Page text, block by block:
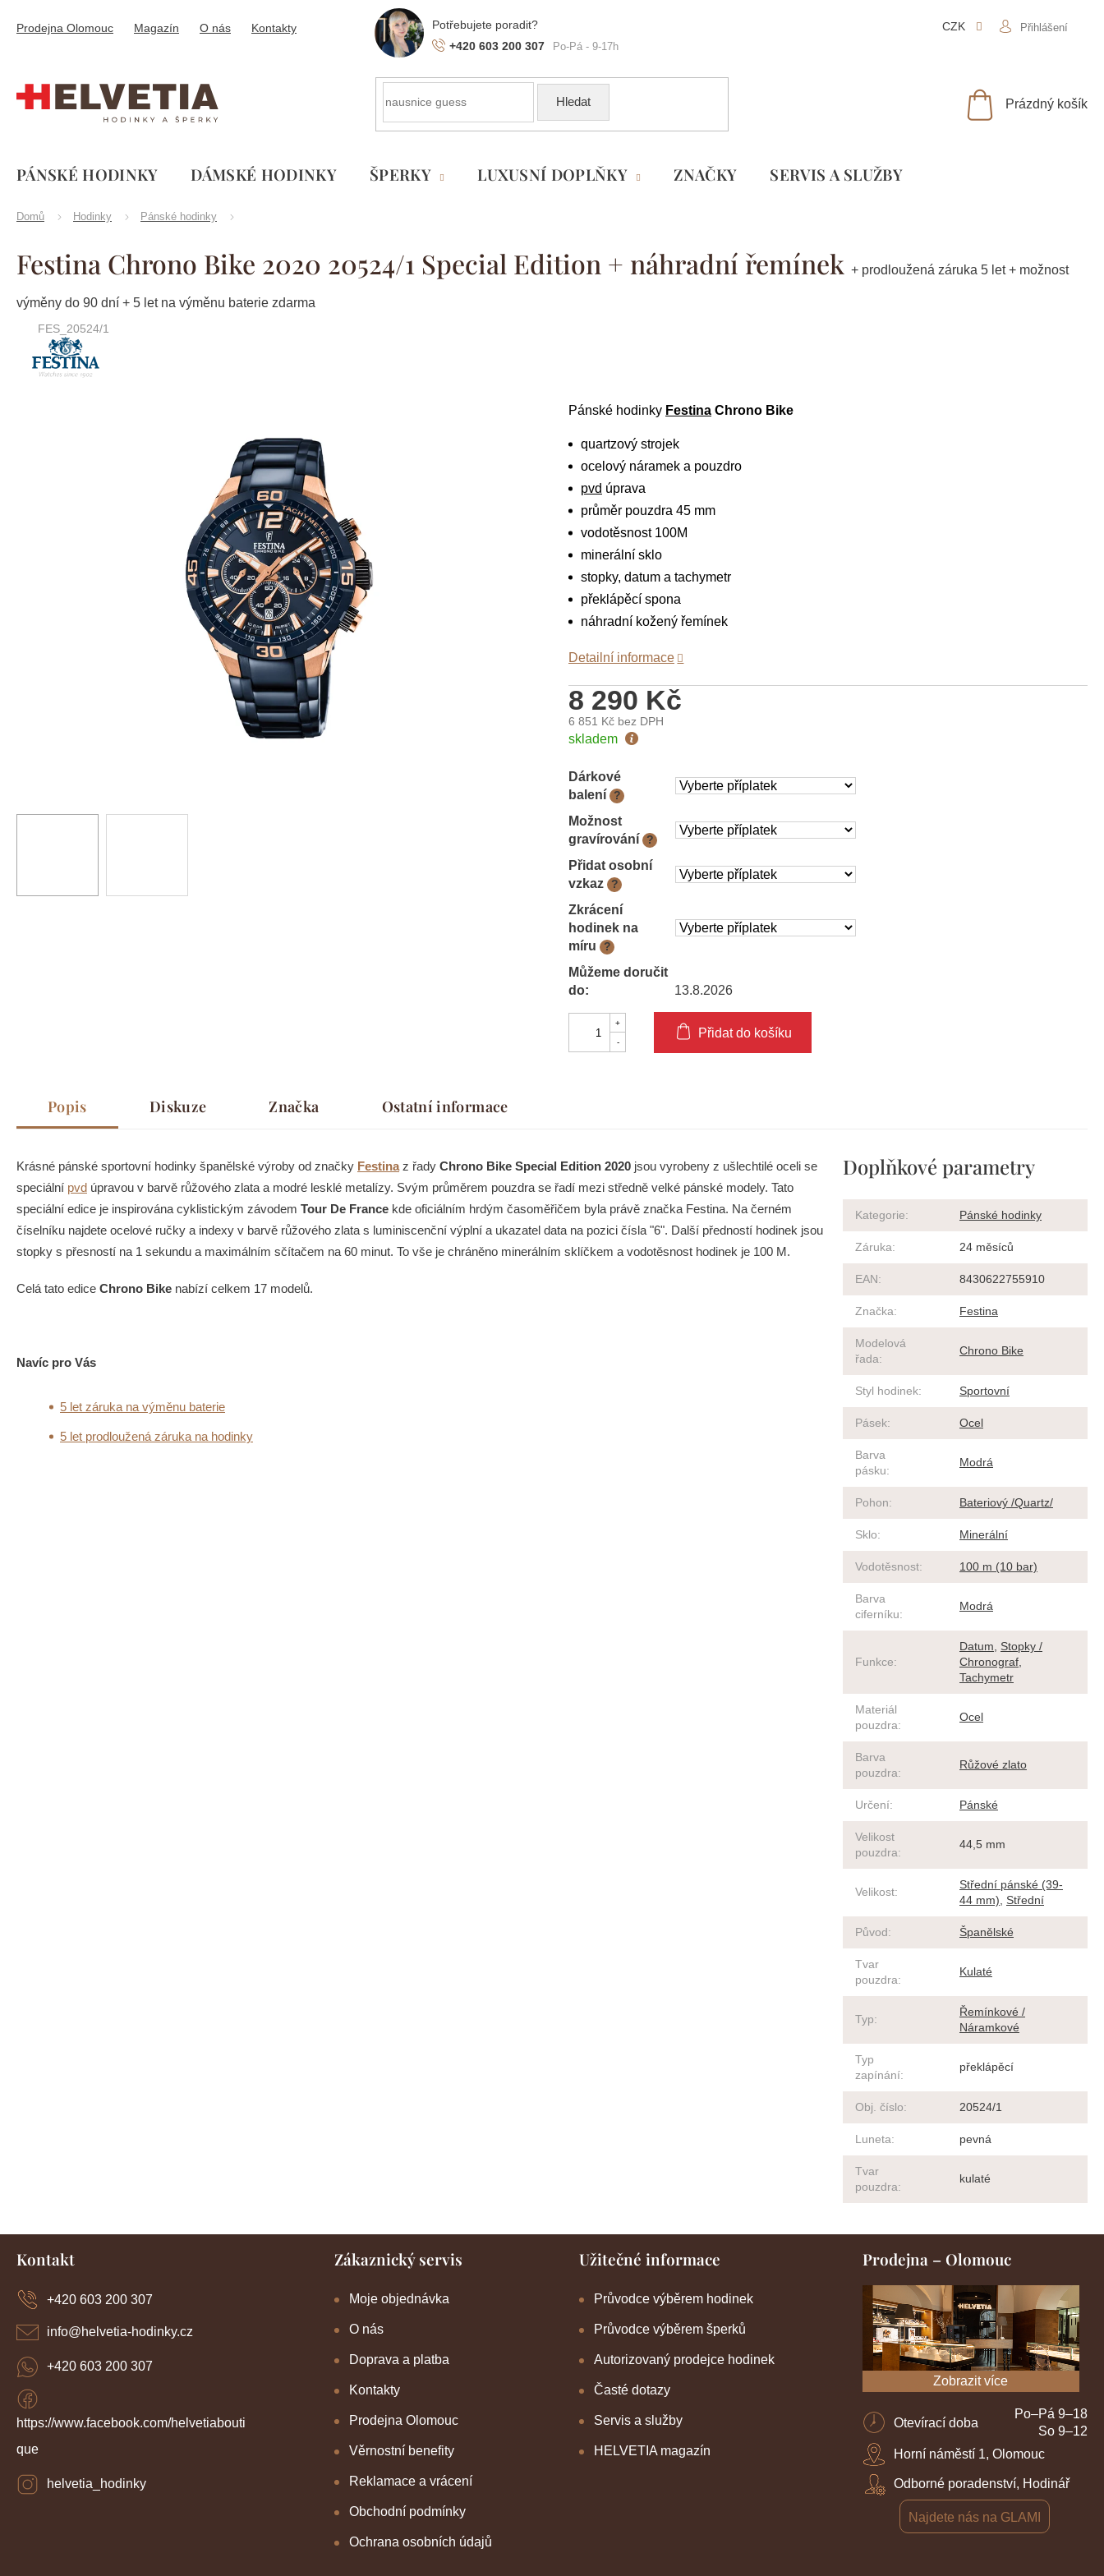
obsah
+420 603 200 307
Prodejna Olomouc Magazín O nás Kontakty CZK Přihlášení
Hledat
NÁKUPNÍ
Prázdný košík
PÁNSKÉ HODINKY DÁMSKÉ HODINKY ŠPERKY LUXUSNÍ DOPLŇKY ZNAČKY SLUŽBY
Domů Hodinky Pánské hodinky
Festina Chrono Bike 2020 20524/1 Special Edition + náhradní řemínek + prodloužená záruka 5 let + možnost
výměny do 90 dní + 5 let na výměnu baterie zdarma
FES_20524/1
Značka:Festina
8 290 Kč
6 851 Kč bez DPH
Měrná
skladem
Dárkové
balení
?
Možnost
gravírování
?
Přidat osobní
vzkaz
?
Zkrácení
hodinek na
míru
?
Můžeme doručit
do:
13.8.2026
Přidat do košíku
Pánské hodinky Festina Chrono Bike
quartzový strojek
ocelový náramek a pouzdro
pvd úprava
průměr pouzdra 45 mm
vodotěsnost 100M
minerální sklo
stopky, datum a tachymetr
překlápěcí spona
náhradní kožený řemínek
Detailní informace
Popis Diskuze Značka Ostatní informace
Krásné pánské sportovní hodinky španělské výroby od značky Festinaz řady Chrono Bike Special Edition 2020 jsou vyrobeny z ušlechtilé oceli se
speciální pvd úpravou v barvě růžového zlata a modré lesklé metalízy. Svým průměrem pouzdra se řadí mezi středně velké pánské modely. Tato
speciální edice je inspirována cyklistickým závodem Tour De France kde oficiálním hrdým časoměřičem byla právě značka Festina. Na černém
číselníku najdete ocelové ručky a indexy v barvě růžového zlata s luminiscenční výplní a ukazatel data na pozici čísla "6". Další předností hodinek jsou
stopky s přesností na 1 sekundu a maximálním sčítačem na 60 minut. To vše je chráněno minerálním sklíčkem a vodotěsnost hodinek je 100 M.
Celá tato edice Chrono Bike nabízí celkem 17 modelů.
Navíc pro Vás
5 let záruka na výměnu baterie
5 let prodloužená záruka na hodinky
Doplňkové parametry
Kategorie: Pánské hodinky
Záruka: 24 měsíců
EAN: 8430622755910
Značka: Festina
Modelová
řada:
Chrono Bike
Styl hodinek: Sportovní
Pásek: Ocel
Barva
pásku:
Modrá
Pohon: Bateriový /Quartz/
Sklo: Minerální
Vodotěsnost: 100 m (10 bar)
Barva
ciferníku:
Modrá
Funkce:
Datum, Stopky /
Chronograf,
Tachymetr
Materiál
pouzdra:
Ocel
Barva
pouzdra:
Růžové zlato
Určení: Pánské
Velikost
pouzdra:
44,5 mm
Velikost:
Střední pánské (39-
44 mm), Střední
Původ: Španělské
Tvar
pouzdra:
Kulaté
Typ:
Řemínkové /
Náramkové
Typ
zapínání:
překlápěcí
Obj. číslo: 20524/1
Luneta: pevná
Tvar
pouzdra:
kulaté
Kontakt
info@helvetia-hodinky.cz
+420 603 200 307
https://www.facebook.com/helvetiabouti
que
helvetia_hodinky
+420 603 200 307
Zákaznický servis
Moje objednávka
O nás
Doprava a platba
Kontakty
Prodejna Olomouc
Věrnostní benefity
Reklamace a vrácení
Obchodní podmínky
Ochrana osobních údajů
Užitečné informace
Průvodce výběrem hodinek
Průvodce výběrem šperků
Autorizovaný prodejce hodinek
Časté dotazy
Servis a služby
HELVETIA magazín
Prodejna – Olomouc
Zobrazit více
Otevírací doba
Po–Pá 9–18
So 9–12
Horní náměstí 1, Olomouc
Odborné poradenství, Hodinář
Najdete nás na GLAMI